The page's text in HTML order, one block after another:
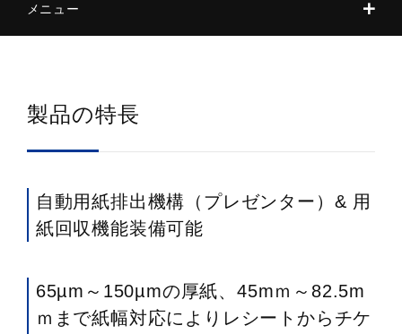
メニュー
寸法図
仕様
オプション
その他
製品の特長
自動用紙排出機構（プレゼンター）& 用
紙回収機能装備可能
65µm～150µmの厚紙、45mｍ～82.5m
ｍまで紙幅対応によりレシートからチケ